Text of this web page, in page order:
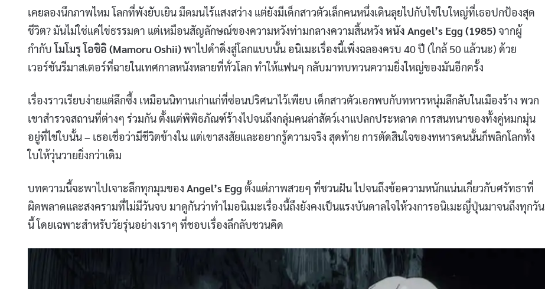
เคยลองนึกภาพไหม โลกที่พังยับเยิน มืดมนไร้แสงสว่าง แต่ยังมีเด็กสาวตัวเล็กคนหนึ่งเดินลุยไปกับไข่ใบใหญ่ที่เธอปกป้องสุด
ชีวิต? มันไม่ใช่แค่ไข่ธรรมดา แต่เหมือนสัญลักษณ์ของความหวังท่ามกลางความสิ้นหวัง หนัง Angel’s Egg (1985)จากผู้
กำกับโมโมรุ โอชิอิ (Mamoru Oshii)พาไปดำดิ่งสู่โลกแบบนั้น อนิเมะเรื่องนี้เพิ่งฉลองครบ 40 ปี (ใกล้ 50 แล้วนะ) ด้วย
เวอร์ชันรีมาสเตอร์ที่ฉายในเทศกาลหนังหลายที่ทั่วโลก ทำให้แฟนๆ กลับมาทบทวนความยิ่งใหญ่ของมันอีกครั้ง
เรื่องราวเรียบง่ายแต่ลึกซึ้ง เหมือนนิทานเก่าแก่ที่ซ่อนปริศนาไว้เพียบ เด็กสาวตัวเอกพบกับทหารหนุ่มลึกลับในเมืองร้าง พวก
เขาสำรวจสถานที่ต่างๆ ร่วมกัน ตั้งแต่พิพิธภัณฑ์ร้างไปจนถึงกลุ่มคนล่าสัตว์เงาแปลกประหลาด การสนทนาของทั้งคู่หมกมุ่น
อยู่ที่ไข่ใบนั้น – เธอเชื่อว่ามีชีวิตข้างใน แต่เขาสงสัยและอยากรู้ความจริง สุดท้าย การตัดสินใจของทหารคนนั้นก็พลิกโลกทั้ง
ใบให้วุ่นวายยิ่งกว่าเดิม
บทความนี้จะพาไปเจาะลึกทุกมุมของ Angel’s Egg ตั้งแต่ภาพสวยๆ ที่ชวนฝัน ไปจนถึงข้อความหนักแน่นเกี่ยวกับศรัทธาที่
ผิดพลาดและสงครามที่ไม่มีวันจบ มาดูกันว่าทำไมอนิเมะเรื่องนี้ถึงยังคงเป็นแรงบันดาลใจให้วงการอนิเมะญี่ปุ่นมาจนถึงทุกวัน
นี้ โดยเฉพาะสำหรับวัยรุ่นอย่างเราๆ ที่ชอบเรื่องลึกลับชวนคิด